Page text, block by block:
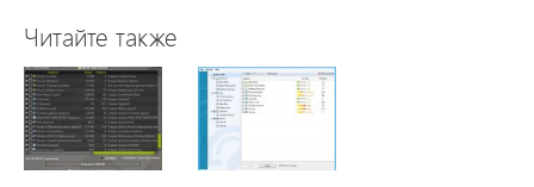
Читайте также